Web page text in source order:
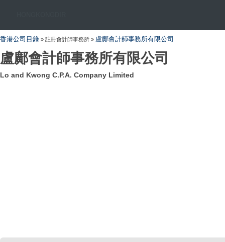
香港公司目錄 » 註冊會計師事務所 » 盧鄺會計師事務所有限公司
盧鄺會計師事務所有限公司
Lo and Kwong C.P.A. Company Limited